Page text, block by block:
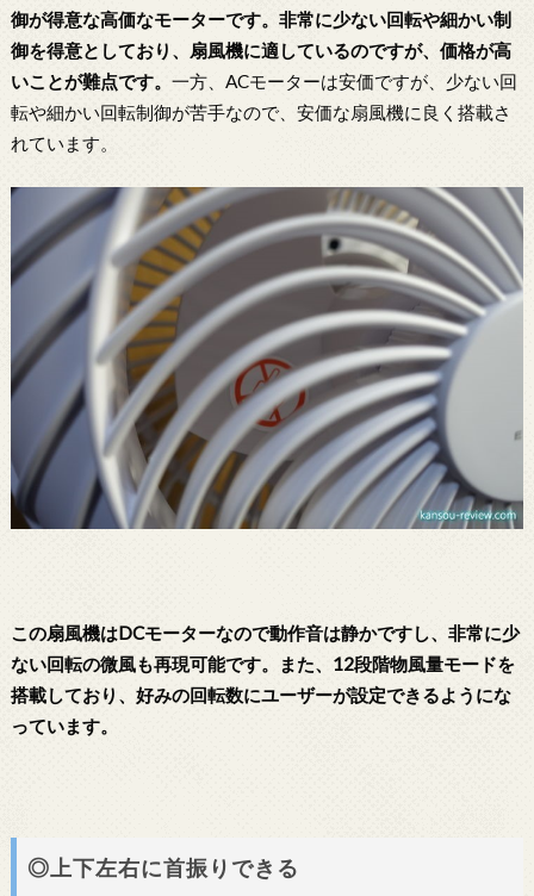
御が得意な高価なモーターです。非常に少ない回転や細かい制
御を得意としており、扇風機に適しているのですが、価格が高
いことが難点です。 一方、ACモーターは安価ですが、少ない回
転や細かい回転制御が苦手なので、安価な扇風機に良く搭載さ
れています。
この扇風機はDCモーターなので動作音は静かですし、非常に少
ない回転の微風も再現可能です。また、12段階物風量モードを
搭載しており、好みの回転数にユーザーが設定できるようにな
っています。
◎上下左右に首振りできる